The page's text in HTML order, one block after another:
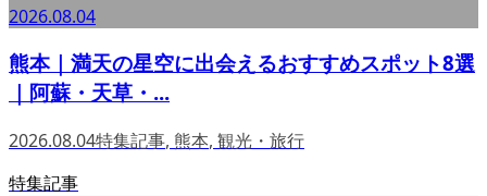
2026.08.04
熊本｜満天の星空に出会えるおすすめスポット8選
｜阿蘇・天草・...
2026.08.04特集記事, 熊本, 観光・旅行
特集記事